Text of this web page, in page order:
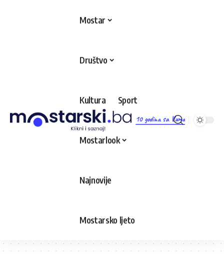
10 godina sa Vama
Mostar
Društvo
Kultura Sport
Mostarlook
Najnovije
Mostarsko ljeto